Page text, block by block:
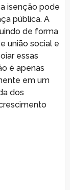
isenção pode
pública. A
de forma
união social e
essas
é apenas
em um
dos